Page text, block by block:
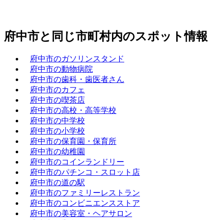
府中市と同じ市町村内のスポット情報
府中市のガソリンスタンド
府中市の動物病院
府中市の歯科・歯医者さん
府中市のカフェ
府中市の喫茶店
府中市の高校・高等学校
府中市の中学校
府中市の小学校
府中市の保育園・保育所
府中市の幼稚園
府中市のコインランドリー
府中市のパチンコ・スロット店
府中市の道の駅
府中市のファミリーレストラン
府中市のコンビニエンスストア
府中市の美容室・ヘアサロン